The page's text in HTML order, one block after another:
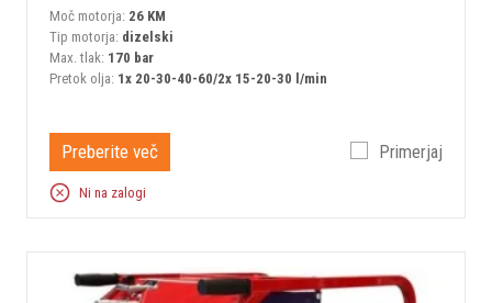
Moč motorja: 26 KM
Tip motorja: dizelski
Max. tlak: 170 bar
Pretok olja: 1x 20-30-40-60/2x 15-20-30 l/min
Preberite več Primerjaj
Ni na zalogi